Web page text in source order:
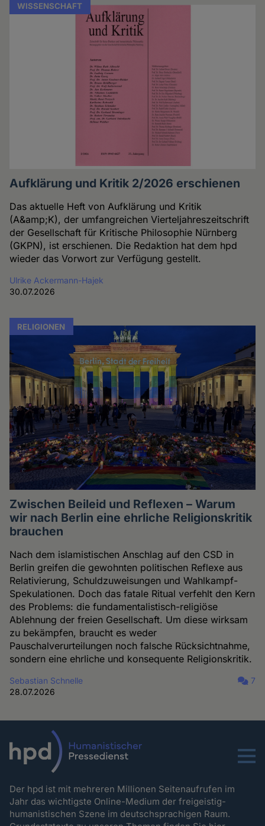
WISSENSCHAFT
Aufklärung und Kritik 2/2026 erschienen
Das aktuelle Heft von Aufklärung und Kritik
(A&amp;K), der umfangreichen Vierteljahreszeitschrift
der Gesellschaft für Kritische Philosophie Nürnberg
(GKPN), ist erschienen. Die Redaktion hat dem hpd
wieder das Vorwort zur Verfügung gestellt.
Ulrike Ackermann-Hajek
30.07.2026
RELIGIONEN
Zwischen Beileid und Reflexen – Warum
wir nach Berlin eine ehrliche Religionskritik
brauchen
Nach dem islamistischen Anschlag auf den CSD in
Berlin greifen die gewohnten politischen Reflexe aus
Relativierung, Schuldzuweisungen und Wahlkampf-
Spekulationen. Doch das fatale Ritual verfehlt den Kern
des Problems: die fundamentalistisch-religiöse
Ablehnung der freien Gesellschaft. Um diese wirksam
zu bekämpfen, braucht es weder
Pauschalverurteilungen noch falsche Rücksichtnahme,
sondern eine ehrliche und konsequente Religionskritik.
Sebastian Schnelle
28.07.2026
7
Menu
Der hpd ist mit mehreren Millionen Seitenaufrufen im
Jahr das wichtigste Online-Medium der freigeistig-
humanistischen Szene im deutschsprachigen Raum.